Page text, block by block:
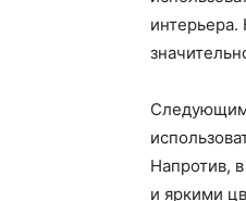
Следующим
Напротив,
и яркими